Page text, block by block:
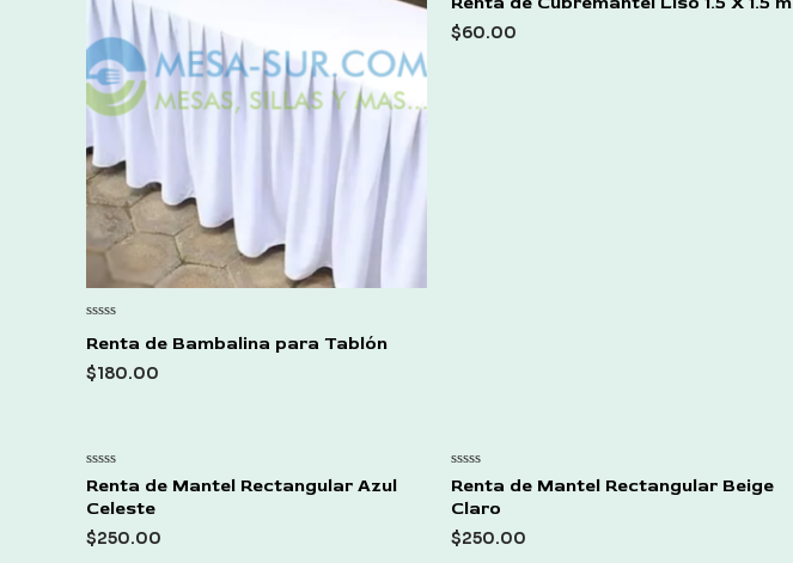
0
out
of
Renta de Bambalina para Tablón
$180.00
0
out
of
$60.00
Rated
0
out
5
Renta de Mantel Rectangular Azul
Celeste
$250.00
Rated
0
out
5
Renta de Mantel Rectangular Beige
Claro
$250.00